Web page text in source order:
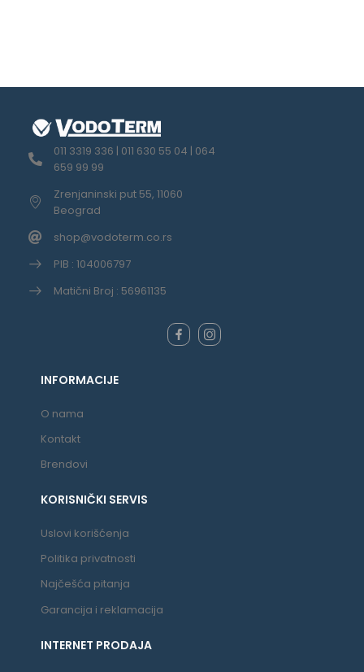
011 3319 336 | 011 630 55 04 | 064
659 99 99
Zrenjaninski put 55, 11060
Beograd
shop@vodoterm.co.rs
PIB : 104006797
Matični Broj : 56961135
INFORMACIJE
O nama
Kontakt
Brendovi
KORISNIČKI SERVIS
Uslovi korišćenja
Politika privatnosti
Najčešća pitanja
Garancija i reklamacija
INTERNET PRODAJA